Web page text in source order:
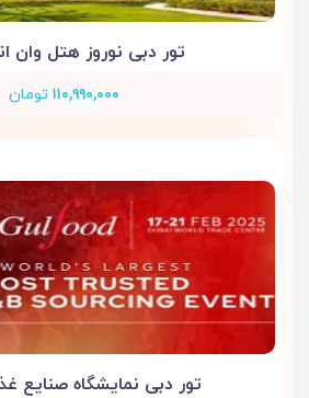
تور دبی نوروز هتل وان
۱۱۰,۹۹۰,۰۰۰ تومان
تور دبی نمایشگاه صنایع